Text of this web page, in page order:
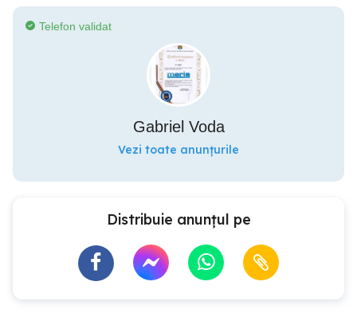
Telefon validat
Gabriel Voda
Vezi toate anunțurile
Distribuie anunțul pe